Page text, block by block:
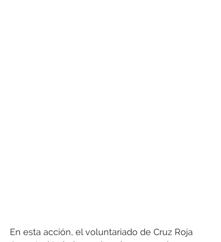
En esta acción, el voluntariado de Cruz Roja